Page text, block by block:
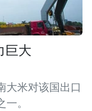
巨大
大米对该国出口
。